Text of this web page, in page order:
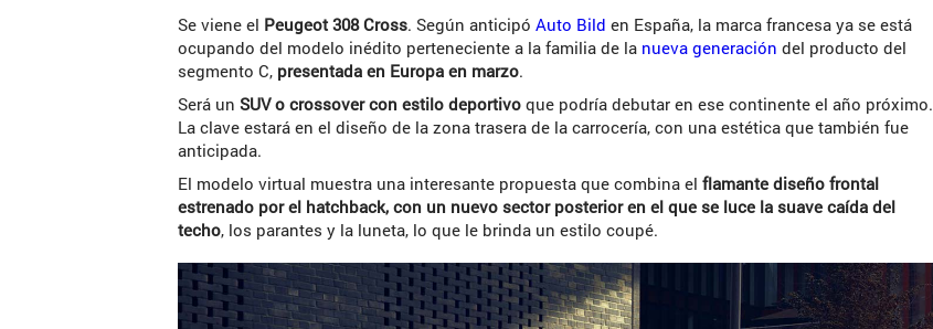
Se viene el Peugeot 308 Cross. Según anticipóAuto Bild en España, la marca francesa ya se está
ocupando del modelo inédito perteneciente a la familia de la nueva generación del producto del
segmento C, presentada en Europa en marzo.
Será unSUV o crossover con estilo deportivo que podría debutar en ese continente el año próximo.
La clave estará en el diseño de la zona trasera de la carrocería, con una estética que también fue
anticipada.
El modelo virtual muestra una interesante propuesta que combina elflamante diseño frontal
estrenado por el hatchback, con un nuevo sector posterior en el que se luce la suave caída del
techo, los parantes y la luneta, lo que le brinda un estilo coupé.